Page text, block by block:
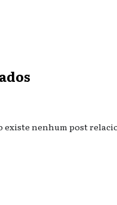
existe nenhum post